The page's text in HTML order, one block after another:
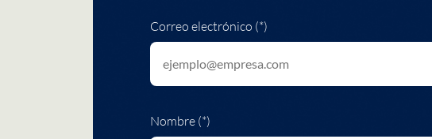
Correo electrónico (*)
Nombre (*)